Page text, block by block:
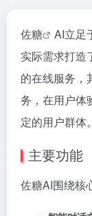
佐糖
AI立足
实际需求打造
的在线服务，
务，在用户体
定的用户群体。
主要功能
佐糖AI围绕核